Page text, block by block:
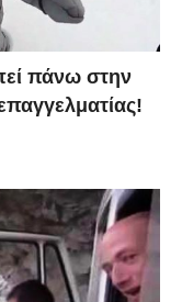
πάνω στην